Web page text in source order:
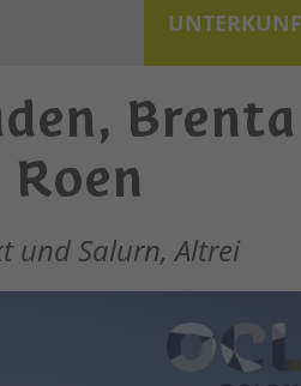
Brenta
und Salurn, Altrei